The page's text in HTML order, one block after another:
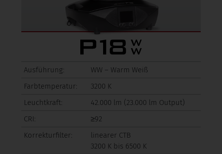
Ausführung:
WW – Warm Weiß
Farbtemperatur:
3200 K
Leuchtkraft:
42.000 lm (23.000 lm Output)
CRI:
≥92
Korrekturfilter:
linearer CTB
3200 K bis 6500 K